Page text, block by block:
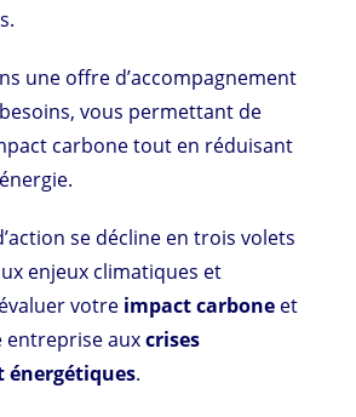
une offre d’accompagnement
vous permettant de
carbone tout en réduisant
se décline en trois volets
enjeux climatiques et
votre impact carbone et
entreprise auxcrises
énergétiques.